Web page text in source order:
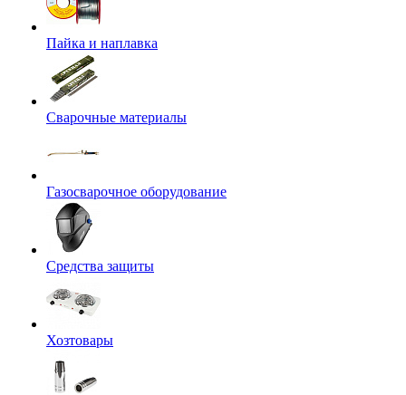
Пайка и наплавка
Сварочные материалы
Газосварочное оборудование
Средства защиты
Хозтовары